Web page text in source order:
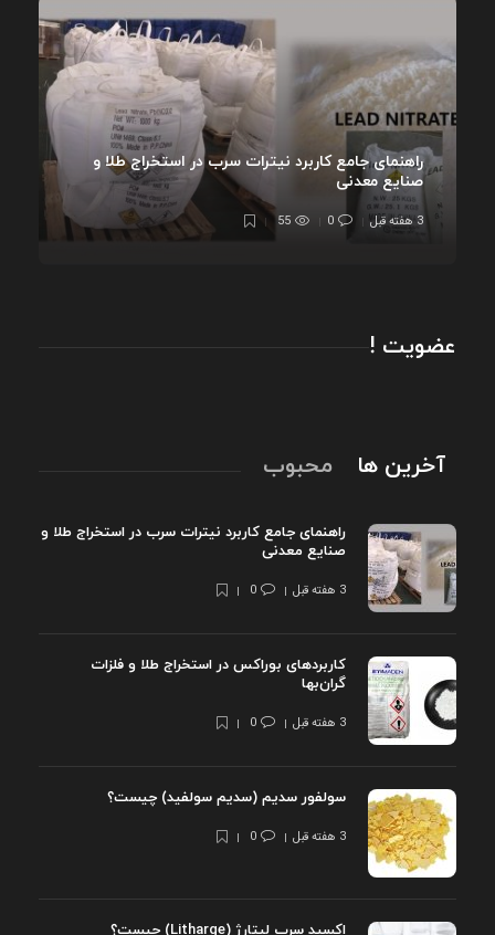
راهنمای جامع کاربرد نیترات سرب در استخراج طلا و
صنایع معدنی
3 هفته قبل 0
55
عضویت !
آخرین ها محبوب
راهنمای جامع کاربرد نیترات سرب در استخراج طلا و
صنایع معدنی
3 هفته قبل 0
کاربردهای بوراکس در استخراج طلا و فلزات
گران‌بها
3 هفته قبل 0
سولفور سدیم (سدیم سولفید) چیست؟
3 هفته قبل 0
اکسید سرب لیتارژ (Litharge) چیست؟